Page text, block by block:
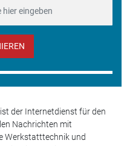
ist der Internetdienst für den
Nachrichten mit
Werkstatttechnik und